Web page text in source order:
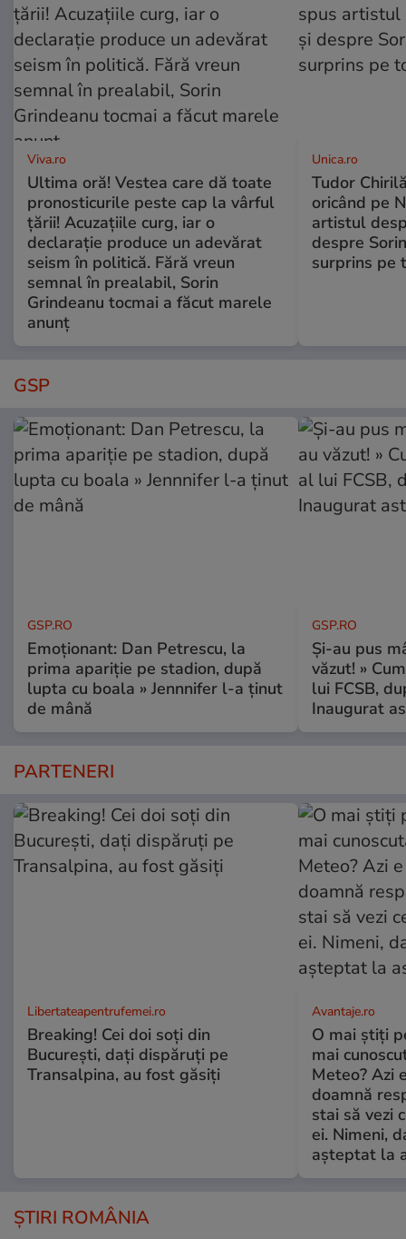
Viva.ro
Ultima oră! Vestea care dă toate
pronosticurile peste cap la vârful
țării! Acuzațiile curg, iar o
declarație produce un adevărat
seism în politică. Fără vreun
semnal în prealabil, Sorin
Grindeanu tocmai a făcut marele
anunț
Unica.ro
Tudor
oricând pe
artistul
despre
surprins pe
GSP
GSP.RO
Emoționant: Dan Petrescu, la
prima apariție pe stadion, după
lupta cu boala » Jennnifer l-a ținut
de mână
GSP.RO
Și-au pus
văzut! »
lui FCSB,
Inaugurat
PARTENERI
Libertateapentrufemei.ro
Breaking! Cei doi soți din
București, dați dispăruți pe
Transalpina, au fost găsiți
Avantaje.ro
O mai știți
mai
Meteo? Azi
doamnă
stai să vezi
ei. Nimeni,
așteptat la
ȘTIRI ROMÂNIA